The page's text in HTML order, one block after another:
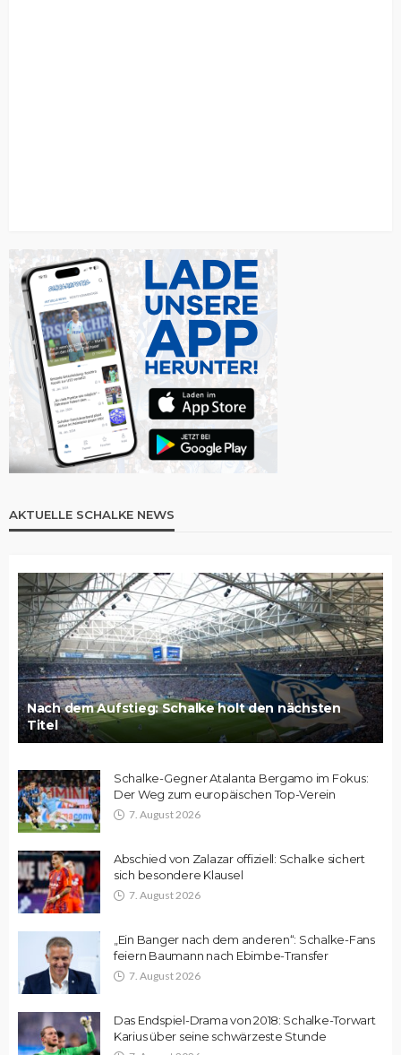
AKTUELLE SCHALKE NEWS
Nach dem Aufstieg: Schalke holt den nächsten
Titel
Schalke-Gegner Atalanta Bergamo im Fokus:
Der Weg zum europäischen Top-Verein
7. August 2026
Abschied von Zalazar offiziell: Schalke sichert
sich besondere Klausel
7. August 2026
„Ein Banger nach dem anderen“: Schalke-Fans
feiern Baumann nach Ebimbe-Transfer
7. August 2026
Das Endspiel-Drama von 2018: Schalke-Torwart
Karius über seine schwärzeste Stunde